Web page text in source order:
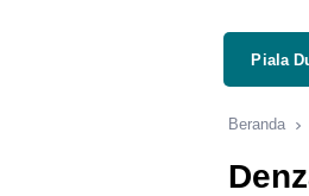
Piala
Beranda